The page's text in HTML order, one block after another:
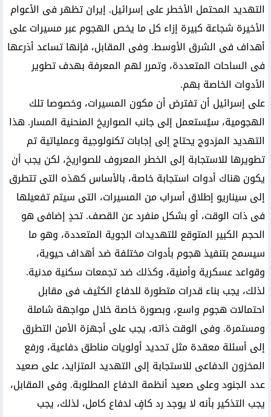
التهديد المحتمل الأخطر على إسرائيل. إيران تظهر فى الأعوام
الأخيرة شجاعة كبيرة إزاء كل ما يخص الهجوم عبر مسيرات على
أهداف فى الشرق الأوسط. وفى المقابل، فإنها تساعد أذرعها
فى الساحات المتعددة، وتمرر لهم المعرفة بهدف تطوير
الأدوات الخاصة بهم.
على إسرائيل أن تفترض أن مكون المسيرات، وخصوصا تلك
الهجومية، سيُستعمل إلى جانب الصواريخ المنحنية المسار. هذا
التهديد المزدوج يحتاج إلى إجابات تكنولوجية وعملياتية تم
تطويرها للاستجابة إلى الخطر المعروف للصواريخ، لكن يجب أن
يكون هناك أدوات استجابة خاصة، بالأساس كهذه التى تتطرق
إلى سيناريو إطلاق أسراب من المسيرات، التى سيتم تفعيلها
فى ذات الوقت، أو بشكل منفرد عن القصف. تحدٍ إضافى هو
الحجم الكبير المتوقع للتهديدات الجوية المتعددة، وهو ما
سيسمح بتنفيذ هجوم بأدوات مختلفة ضد أهداف حيوية،
وقواعد عسكرية وأمنية، وكذلك ضد تجمعات سكنية مدنية.
لذلك، يجب بناء قدرات متطورة للدفاع الكثيف فى مقابل
احتمالات هجوم واسع، وبصورة خاصة خلال مواجهة شاملة
ومستمرة. وفى الوقت ذاته، يجب على أجهزة الأمن التطرق
إلى أسئلة معقدة مثل تحديد أولويات مناطق دفاعية، ورفع
المخزون الدفاعى للاستجابة إلى التهديد المتزايد، على صعيد
عدد الجنود وعلى صعيد أنظمة الدفاع المطلوبة. وفى المقابل،
يجب التذكير بأنه لا يوجد رد كافٍ لدفاع كامل، لذلك، يجب